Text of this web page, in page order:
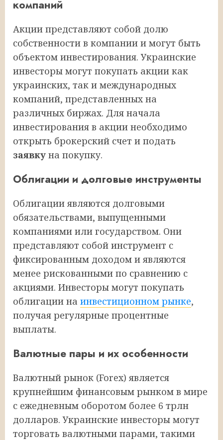
компаний
Акции представляют собой долю
собственности в компании и могут быть
объектом инвестирования. Украинские
инвесторы могут покупать акции как
украинских, так и международных
компаний, представленных на
различных биржах. Для начала
инвестирования в акции необходимо
открыть брокерский счет и подать
заявку на покупку.
Облигации и долговые инструменты
Облигации являются долговыми
обязательствами, выпущенными
компаниями или государством. Они
представляют собой инструмент с
фиксированным доходом и являются
менее рискованными по сравнению с
акциями. Инвесторы могут покупать
облигации на инвестиционном рынке,
получая регулярные процентные
выплаты.
Валютные пары и их особенности
Валютный рынок (Forex) является
крупнейшим финансовым рынком в мире
с ежедневным оборотом более 6 трлн
долларов. Украинские инвесторы могут
торговать валютными парами, такими